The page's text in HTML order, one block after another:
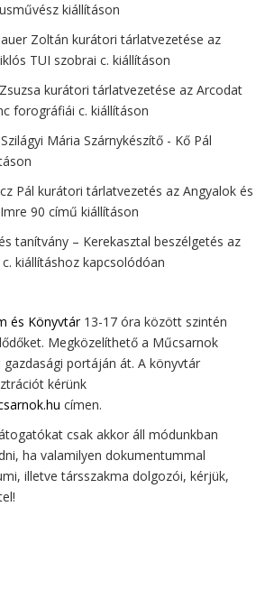
kiállításon
Zoltán kurátori tárlatvezetése az
TUI szobrai c. kiállításon
kurátori tárlatvezetése az Arcodat
forográfiái c. kiállításon
Mária Szárnykészítő - Kő Pál
Pál kurátori tárlatvezetés az Angyalok és
90 című kiállításon
tanítvány – Kerekasztal beszélgetés az
kiállításhoz kapcsolódóan
és Könyvtár13-17 óra között szintén
Megközelíthető a Műcsarnok
portáján át. A könyvtár
kérünk
címen.
csak akkor áll módunkban
ha valamilyen dokumentummal
illetve társszakma dolgozói, kérjük,